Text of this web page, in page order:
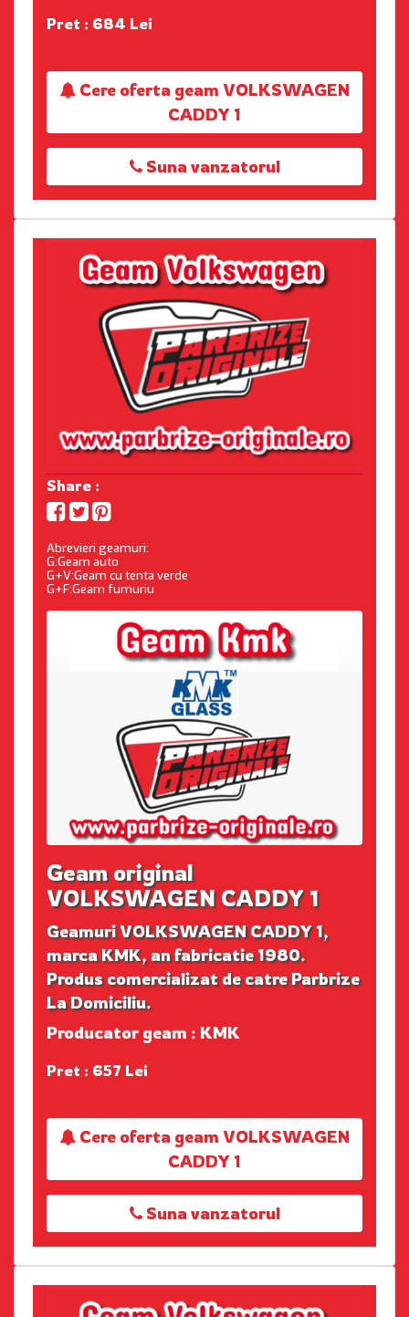
Pret : 684 Lei
Cere oferta geam VOLKSWAGEN
CADDY 1
Suna vanzatorul
Share :
Abrevieri geamuri:
G:Geam auto
G+V:Geam cu tenta verde
G+F:Geam fumuriu
Geam original
VOLKSWAGEN CADDY 1
Geamuri VOLKSWAGEN CADDY 1,
marca KMK, an fabricatie 1980.
Produs comercializat de catre Parbrize
La Domiciliu.
Producator geam : KMK
Pret : 657 Lei
Cere oferta geam VOLKSWAGEN
CADDY 1
Suna vanzatorul